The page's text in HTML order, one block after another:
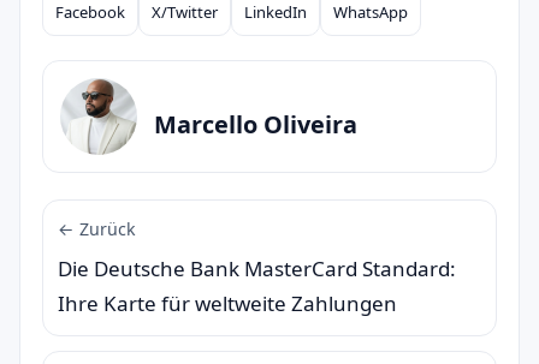
Compartilhar
Facebook X/Twitter LinkedIn WhatsApp
Marcello Oliveira
← Zurück
Die Deutsche Bank MasterCard Standard:
Ihre Karte für weltweite Zahlungen